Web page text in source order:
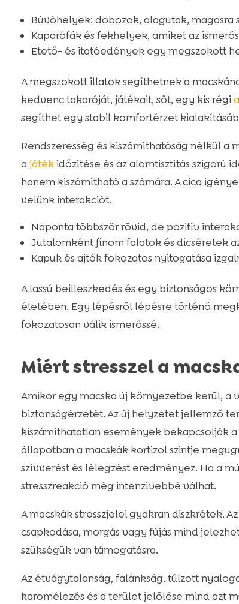
Búvóhelyek: dobozok, alagutak, magasra
Kaparófák és fekhelyek, amiket az
Etető- és itatóedények egy megszokott
A megszokott illatok segíthetnek a
kedvenc takaróját, játékait, sőt, egy kis régi
segíthet egy stabil komfortérzet
Rendszeresség és kiszámíthatóság nélkül a
a játékidőzítése és az alomtisztítás szigorú
hanem kiszámítható a számára. A cica
velünk interakciót.
Naponta többször rövid, de pozitív
Jutalomként finom falatok és dicséretek
Kapuk és ajtók fokozatos nyitogatása
A lassú beilleszkedés és egy biztonságos
életében. Egy lépésről lépésre történő
fokozatosan válik ismerőssé.
Miért stresszel a
Amikor egy macska új környezetbe kerül, a
biztonságérzetét. Az új helyzetet jellemző
kiszámíthatatlan események bekapcsolják
állapotban a macskák kortizol szintje
szívverést és lélegzést eredményez. Ha a
stresszreakció még intenzívebbé válhat.
A macskák stresszjelei gyakran diszkrétek.
csapkodása, morgás vagy fújás mind
szükségük van támogatásra.
Az étvágytalanság, falánkság, túlzott
karomélezés és a terület jelölése mind azt